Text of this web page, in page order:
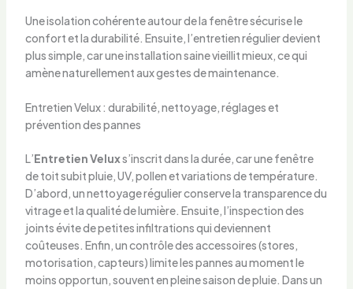
Une isolation cohérente autour de la fenêtre sécurise le
confort et la durabilité. Ensuite, l’entretien régulier devient
plus simple, car une installation saine vieillit mieux, ce qui
amène naturellement aux gestes de maintenance.
Entretien Velux : durabilité, nettoyage, réglages et
prévention des pannes
L’Entretien Veluxs’inscrit dans la durée, car une fenêtre
de toit subit pluie, UV, pollen et variations de température.
D’abord, un nettoyage régulier conserve la transparence du
vitrage et la qualité de lumière. Ensuite, l’inspection des
joints évite de petites infiltrations qui deviennent
coûteuses. Enfin, un contrôle des accessoires (stores,
motorisation, capteurs) limite les pannes au moment le
moins opportun, souvent en pleine saison de pluie. Dans un